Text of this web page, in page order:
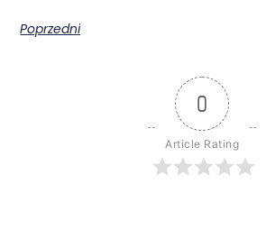
Poprzedni
0
Article Rating